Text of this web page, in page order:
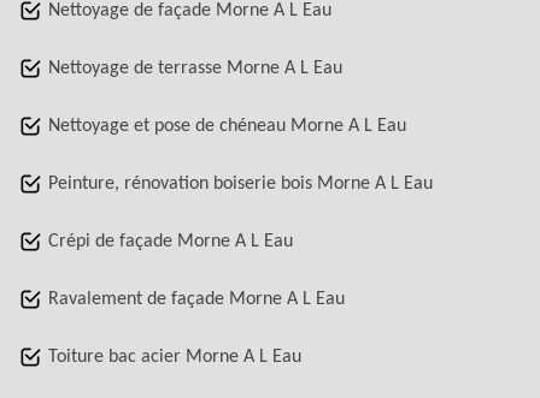
Nettoyage de façade Morne A L Eau
Nettoyage de terrasse Morne A L Eau
Nettoyage et pose de chéneau Morne A L Eau
Peinture, rénovation boiserie bois Morne A L Eau
Crépi de façade Morne A L Eau
Ravalement de façade Morne A L Eau
Toiture bac acier Morne A L Eau